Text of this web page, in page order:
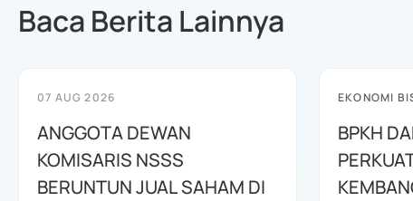
Baca Berita Lainnya
07 AUG 2026
ANGGOTA DEWAN
KOMISARIS NSSS
BERUNTUN JUAL SAHAM DI
EKONOMI
BPKH